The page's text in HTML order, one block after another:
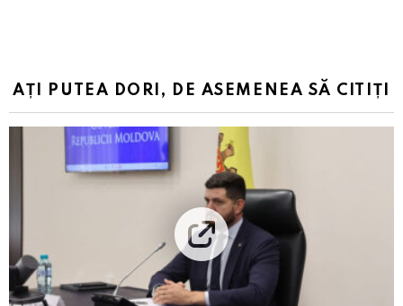
AȚI PUTEA DORI, DE ASEMENEA SĂ CITIȚI